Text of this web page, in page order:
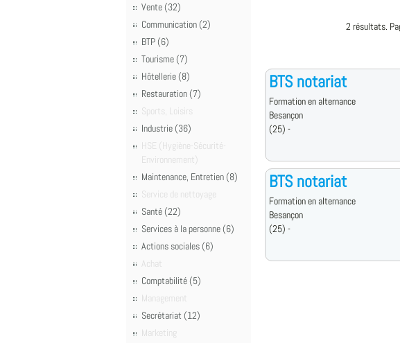
Vente (32)
Communication (2)
BTP (6)
Tourisme (7)
Hôtellerie (8)
Restauration (7)
Sports, Loisirs
Industrie (36)
HSE (Hygiène-Sécurité-
Environnement)
Maintenance, Entretien (8)
Service de nettoyage
Santé (22)
Services à la personne (6)
Actions sociales (6)
Achat
Comptabilité (5)
Management
Secrétariat (12)
Marketing
2 résultats.
BTS notariat
Formation en alternance
Besançon
(25) -
BTS notariat
Formation en alternance
Besançon
(25) -